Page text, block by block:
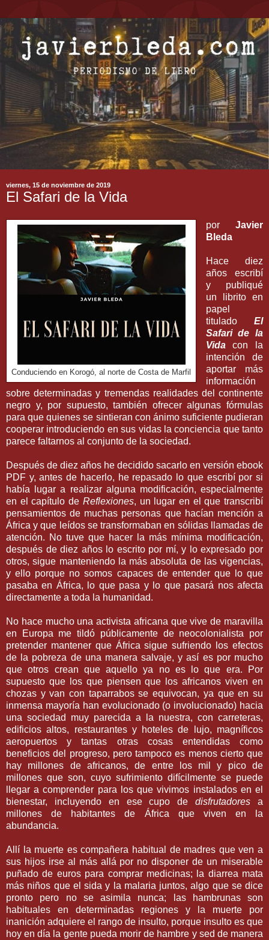
viernes, 15 de noviembre de 2019
El Safari de la Vida
Conduciendo en Korogó, al norte de Costa de Marfil
por Javier
Bleda
Hace diez
años escribí
y publiqué
un librito en
papel
titulado El
Safari de la
Vidacon la
intención de
aportar más
información
sobre determinadas y tremendas realidades del continente
negro y, por supuesto, también ofrecer algunas fórmulas
para que quienes se sintieran con ánimo suficiente pudieran
cooperar introduciendo en sus vidas la conciencia que tanto
parece faltarnos al conjunto de la sociedad.
Después de diez años he decidido sacarlo en versión ebook
PDF y, antes de hacerlo, he repasado lo que escribí por si
había lugar a realizar alguna modificación, especialmente
en el capítulo de Reflexiones, un lugar en el que transcribí
pensamientos de muchas personas que hacían mención a
África y que leídos se transformaban en sólidas llamadas de
atención. No tuve que hacer la más mínima modificación,
después de diez años lo escrito por mí, y lo expresado por
otros, sigue manteniendo la más absoluta de las vigencias,
y ello porque no somos capaces de entender que lo que
pasaba en África, lo que pasa y lo que pasará nos afecta
directamente a toda la humanidad.
No hace mucho una activista africana que vive de maravilla
en Europa me tildó públicamente de neocolonialista por
pretender mantener que África sigue sufriendo los efectos
de la pobreza de una manera salvaje, y así es por mucho
que otros crean que aquello ya no es lo que era. Por
supuesto que los que piensen que los africanos viven en
chozas y van con taparrabos se equivocan, ya que en su
inmensa mayoría han evolucionado (o involucionado) hacia
una sociedad muy parecida a la nuestra, con carreteras,
edificios altos, restaurantes y hoteles de lujo, magníficos
aeropuertos y tantas otras cosas entendidas como
beneficios del progreso, pero tampoco es menos cierto que
hay millones de africanos, de entre los mil y pico de
millones que son, cuyo sufrimiento difícilmente se puede
llegar a comprender para los que vivimos instalados en el
bienestar, incluyendo en ese cupo dedisfrutadores a
millones de habitantes de África que viven en la
abundancia.
Allí la muerte es compañera habitual de madres que ven a
sus hijos irse al más allá por no disponer de un miserable
puñado de euros para comprar medicinas; la diarrea mata
más niños que el sida y la malaria juntos, algo que se dice
pronto pero no se asimila nunca; las hambrunas son
habituales en determinadas regiones y la muerte por
inanición adquiere el rango de insulto, porque insulto es que
hoy en día la gente pueda morir de hambre y sed de manera